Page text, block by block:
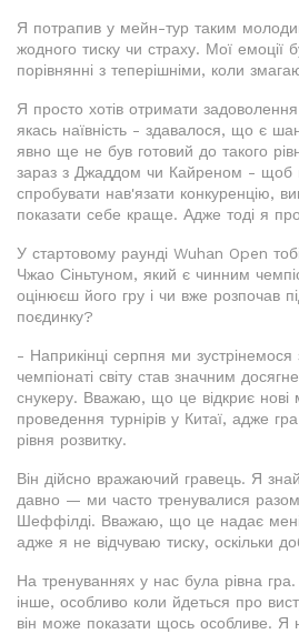
Я потрапив у мейн-тур таким
жодного тиску чи страху. Мої емоції
порівнянні з теперішніми, коли
Я просто хотів отримати
якась наївність - здавалося, що є
явно ще не був готовий до такого
зараз з Джаддом чи Кайреном - щоб
спробувати нав'язати конкуренцію,
показати себе краще. Адже тоді я
У стартовому раунді Wuhan Open
Чжао Сіньтуном, який є чинним
оцінюєш його гру і чи вже розпочав
поєдинку?
- Наприкінці серпня ми
чемпіонаті світу став значним
снукеру. Вважаю, що це відкриє нові
проведення турнірів у Китаї, адже
рівня розвитку.
Він дійсно вражаючий гравець. Я
давно — ми часто тренувалися разом
Шеффілді. Вважаю, що це надає
адже я не відчуваю тиску, оскільки
На тренуваннях у нас була рівна
інше, особливо коли йдеться про
він може показати щось особливе. Я